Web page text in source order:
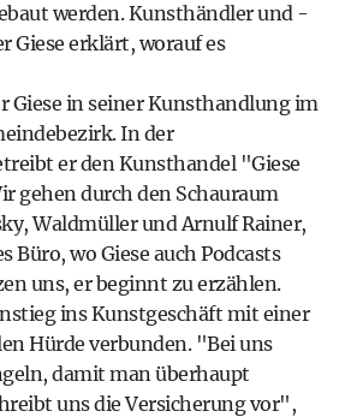
werden. Kunsthändler und -
Giese erklärt, worauf es
Giese in seiner Kunsthandlung im
In der
er den Kunsthandel "Giese
gehen durch den Schauraum
Waldmüller und Arnulf Rainer,
Büro, wo Giese auch Podcasts
uns, er beginnt zu erzählen.
ins Kunstgeschäft mit einer
Hürde verbunden. "Bei uns
damit man überhaupt
uns die Versicherung vor",